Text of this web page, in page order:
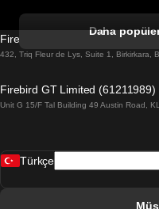
Daha
Firebird GT Limited (OC 1451)
432, Triq Fleur de Lys, Suite 1, Birkirkara,
Firebird GT Limited (61211989)
Unit G 15/F Tal Building 49 Austin Road,
Türkçe